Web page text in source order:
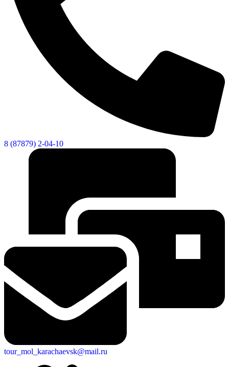
8 (87879) 2-04-10
tour_mol_karachaevsk@mail.ru